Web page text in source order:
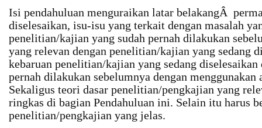
Isi pendahuluan menguraikan latar belakangÂ
diselesaikan, isu-isu yang terkait dengan masalah
penelitian/kajian yang sudah pernah dilakukan
yang relevan dengan penelitian/kajian yang sedang
kebaruan penelitian/kajian yang sedang
pernah dilakukan sebelumnya dengan menggunakan
Sekaligus teori dasar penelitian/pengkajian yang
ringkas di bagian Pendahuluan ini. Selain itu harus
penelitian/pengkajian yang jelas.